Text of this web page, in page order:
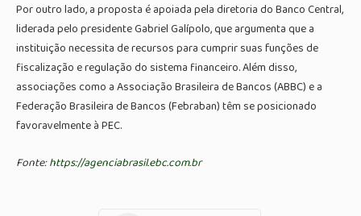
Por outro lado, a proposta é apoiada pela diretoria do Banco Central,
liderada pelo presidente Gabriel Galípolo, que argumenta que a
instituição necessita de recursos para cumprir suas funções de
fiscalização e regulação do sistema financeiro. Além disso,
associações como a Associação Brasileira de Bancos (ABBC) e a
Federação Brasileira de Bancos (Febraban) têm se posicionado
favoravelmente à PEC.
Fonte:https://agenciabrasil.ebc.com.br